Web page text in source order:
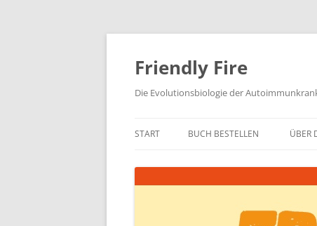
Zum
springen
Friendly Fire
Die Evolutionsbiologie der
START BUCH BESTELLEN ÜBER